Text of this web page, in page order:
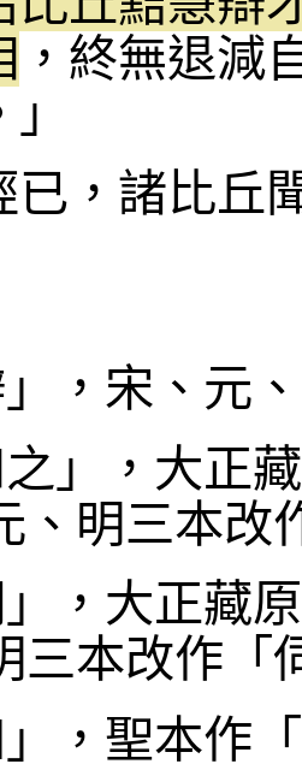
，終無退減
已，諸比丘
」，宋、元
之」，大正
、明三本改
」，大正藏
三本改作「
」，聖本作